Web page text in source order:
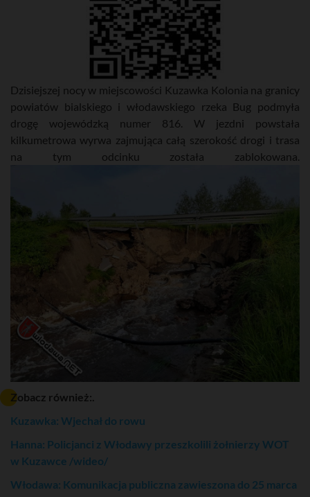
Dzisiejszej nocy w miejscowości Kuzawka Kolonia na granicy
powiatów bialskiego i włodawskiego rzeka Bug podmyła
drogę wojewódzką numer 816. W jezdni powstała
kilkumetrowa wyrwa zajmująca całą szerokość drogi i trasa
na tym odcinku została zablokowana.
Zobacz również:.
Kuzawka: Wjechał do rowu
Hanna: Policjanci z Włodawy przeszkolili żołnierzy WOT
w Kuzawce /wideo/
Włodawa: Komunikacja publiczna zawieszona do 25 marca